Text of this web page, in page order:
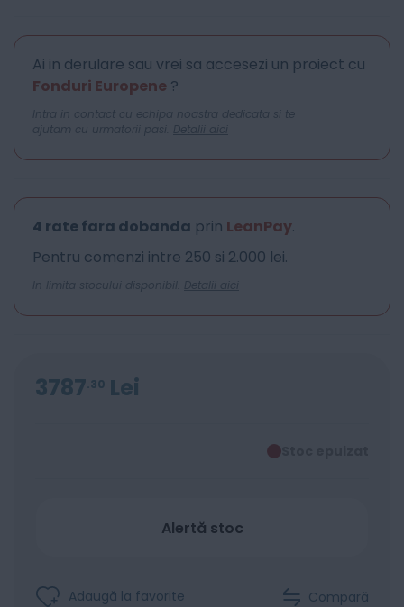
Ai in derulare sau vrei sa accesezi un proiect cu
Fonduri Europene ?
Intra in contact cu echipa noastra dedicata si te
ajutam cu urmatorii pasi. Detalii aici
4 rate fara dobanda prin LeanPay.
Pentru comenzi intre 250 si 2.000 lei.
In limita stocului disponibil. Detalii aici
3787 30 Lei
Alertă stoc
Adaugă la favorite Compară